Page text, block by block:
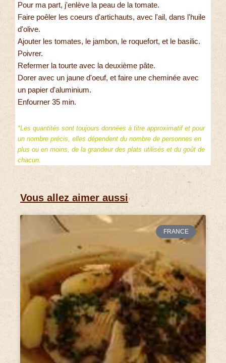
Pour ma part, j'enlève la peau de la tomate.
Faire poêler les coeurs d'artichauts, avec l'ail, dans l'huile
d'olive.
Ajouter les tomates, le jambon, le roquefort, et le basilic.
Poivrer.
Refermer la tourte avec la deuxième pâte.
Dorer avec un jaune d'oeuf, et faire une cheminée avec
un papier d'aluminium.
Enfourner 35 min.
*Les quantités sont toujours données à titre approximatif et pour
un nombre précis, elles dépendent du nombre de personnes en
plus ou en moins, de la grandeur des plats utilisés et du goût de
chacun.
Vous allez aimer aussi
FRANCE